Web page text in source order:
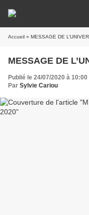
Accueil » MESSAGE DE
MESSAGE DE
Publié le 24/07/2020 à 10:00
Par Sylvie Cariou